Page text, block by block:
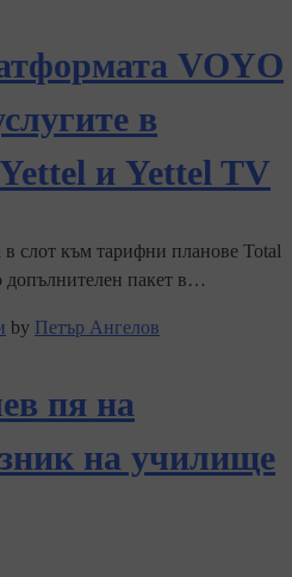
VOYO
в
и Yettel TV
в слот към тарифни планове Total
допълнителен пакет в…
by Петър Ангелов
пя на
на училище